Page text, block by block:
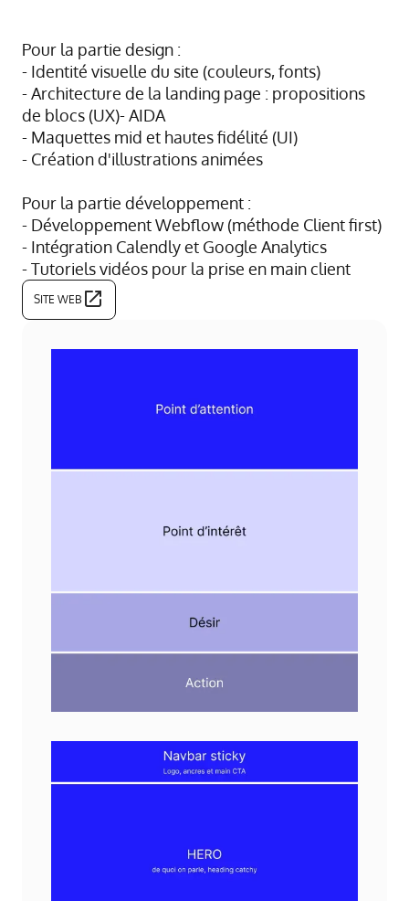
Pour la partie design :
- Identité visuelle du site (couleurs, fonts)
- Architecture de la landing page : propositions
de blocs (UX)- AIDA
- Maquettes mid et hautes fidélité (UI)
- Création d'illustrations animées
Pour la partie développement :
- Développement Webflow (méthode Client first)
- Intégration Calendly et Google Analytics
- Tutoriels vidéos pour la prise en main client
SITE WEB